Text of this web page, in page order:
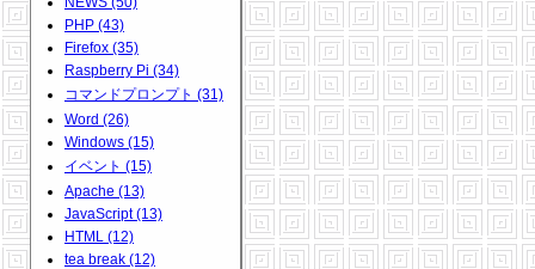
PHP (43)
Firefox (35)
Raspberry Pi (34)
コマンドプロンプト (31)
Word (26)
Windows (15)
イベント (15)
Apache (13)
JavaScript (13)
HTML (12)
tea break (12)